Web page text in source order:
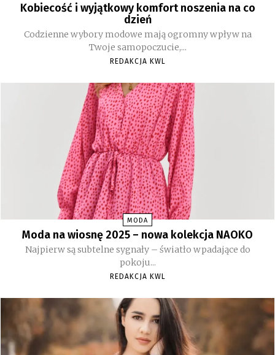
Kobiecość i wyjątkowy komfort noszenia na co
dzień
Codzienne wybory modowe mają ogromny wpływ na
Twoje samopoczucie,...
REDAKCJA KWL
MODA
Moda na wiosnę 2025 – nowa kolekcja NAOKO
Najpierw są subtelne sygnały – światło wpadające do
pokoju...
REDAKCJA KWL